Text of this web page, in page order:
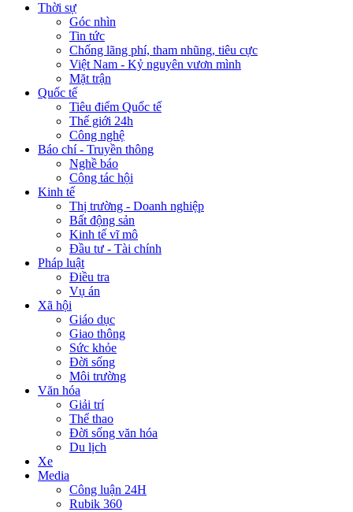
Thời sự
Góc nhìn
Tin tức
Chống lãng phí, tham nhũng, tiêu cực
Việt Nam - Kỷ nguyên vươn mình
Mặt trận
Quốc tế
Tiêu điểm Quốc tế
Thế giới 24h
Công nghệ
Báo chí - Truyền thông
Nghề báo
Công tác hội
Kinh tế
Thị trường - Doanh nghiệp
Bất động sản
Kinh tế vĩ mô
Đầu tư - Tài chính
Pháp luật
Điều tra
Vụ án
Xã hội
Giáo dục
Giao thông
Sức khỏe
Đời sống
Môi trường
Văn hóa
Giải trí
Thể thao
Đời sống văn hóa
Du lịch
Xe
Media
Công luận 24H
Rubik 360